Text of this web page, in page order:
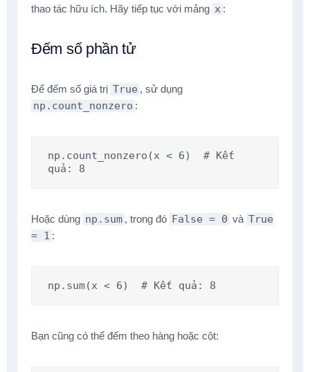
thao tác hữu ích. Hãy tiếp tục với mảng x :
Đếm số phần tử
Để đếm số giá trị True , sử dụng
np.count_nonzero :
np.count_nonzero(x < 6)  # Kết
quả: 8
Hoặc dùng np.sum , trong đó False = 0 và True
= 1 :
np.sum(x < 6)  # Kết quả: 8
Bạn cũng có thể đếm theo hàng hoặc cột: